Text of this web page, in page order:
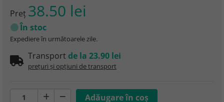
Preţ 38.50 lei
În stoc
Expediere în următoarele zile.
Transport de la 23.90 lei
prețuri și opțiuni de transport